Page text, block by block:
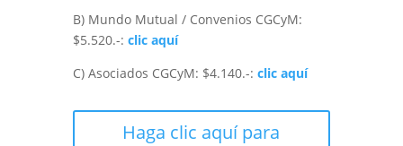
B) Mundo Mutual / Convenios CGCyM:
$5.520.-: clic aquí
C) Asociados CGCyM: $4.140.-: clic aquí
Haga clic aquí para